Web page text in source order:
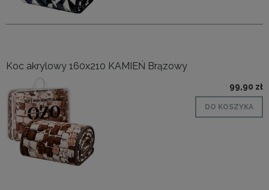
Koc akrylowy 160x210 KAMIEŃ Brązowy
99,90 zł
DO KOSZYKA